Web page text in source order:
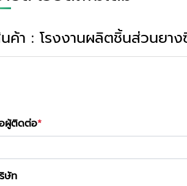
ค้า : โรงงานผลิตชิ้นส่วนยา
ผู้ติดต่อ
ษัท